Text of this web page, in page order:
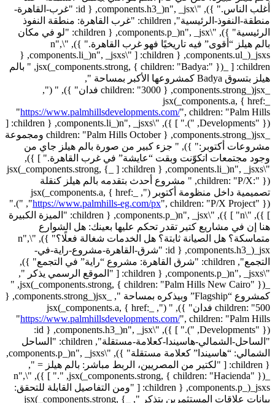
أغلب الناس." }), "\n", _jsx(_components.h3, { id: "غرب-القاهرة-
منطقة-النفوذ-الرئيسية", children: "غرب القاهرة: منطقة النفوذ
الرئيسية" }), "\n", _jsx(_components.p, { children: "لو في مكان
بالم هيلز “أقوى” فيه تاريخيًا فهو غرب القاهرة." }), "\n",
_jsxs(_components.ul, { children: [ "\n", _jsxs(_components.li, {
children: [ _jsx(_components.strong, { children: "Badya:" }), " بالم
هيلز بتسوق Badya كمشروعها الأكبر بمساحة ",
_jsx(_components.strong, { children: "3000 فدان" }), " (",
_jsx(_components.a, { href:
"https://www.palmhillsdevelopments.com/", children: "Palm Hills
Developments" }), ")." ] }), "\n", _jsxs(_components.li, { children: [
_jsx(_components.strong, { children: "Palm Hills October ومجموعة
مشروعات أكتوبر:" }), " جزء كبير من صورة بالم هيلز جاي من
وجود مجتمعات اتكوّنت وبقت “عايشة” في غرب القاهرة." ] }),
"\n", _jsxs(_components.li, { children: [ _jsx(_components.strong, {
children: "P/X:" }), " مشروع أحدث بتقدمه بالم هيلز كنقلة
تصميمية داخل منظومة أكتوبر (", _jsx(_components.a, { href:
"https://www.palmhills-eg.com/px",
children: "P/X Project" }), ")."
] }), "\n" ] }), "\n", _jsx(_components.p, { children: "الميزة الكبيرة
هنا إن في مشاريع كتير تقدر تحكم عليها بعينك: هل الشوارع
متماسكة؟ هل الصيانة ثابتة؟ هل الخدمات شغالة فعلًا؟" }), "\n",
_jsx(_components.h3, { id: "شرق-القاهرة-مشروع-راية-في-
التجمع", children: "شرق القاهرة: مشروع “راية” في التجمع" }),
"\n", _jsxs(_components.p, { children: [ "الموقع الرسمي يذكر ",
_jsx(_components.strong, { children: "Palm Hills New Cairo" }), "
كمشروع “Flagship” وبيذكره بمساحة ", _jsx(_components.strong, {
children: "500 فدان" }), " (", _jsx(_components.a, { href:
"https://www.palmhillsdevelopments.com/", children: "Palm Hills
Developments" }), ")." ] }), "\n", _jsx(_components.h3, { id:
"الساحل-الشمالي-هاسيندا-كعلامة-مستقلة", children: "الساحل
الشمالي: “هاسيندا” كعلامة مستقلة" }), "\n", _jsxs(_components.p,
{ children: [ "لكتير من المصريين، الربط مباشر: بالم هيلز = ",
_jsx(_components.strong, { children: "Hacienda" }), "." ] }), "\n",
_jsxs(_components.p, { children: [ "ومن التفاصيل القابلة للتحقق:
بيانات علاقات المستثمرين بتذكر ", _jsx(_components.strong, {